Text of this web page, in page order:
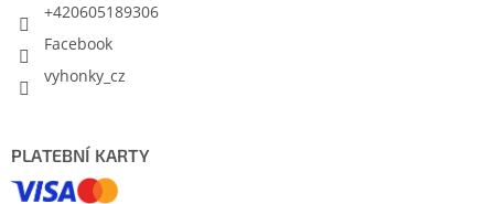
+420605189306
Facebook
vyhonky_cz
PLATEBNÍ KARTY